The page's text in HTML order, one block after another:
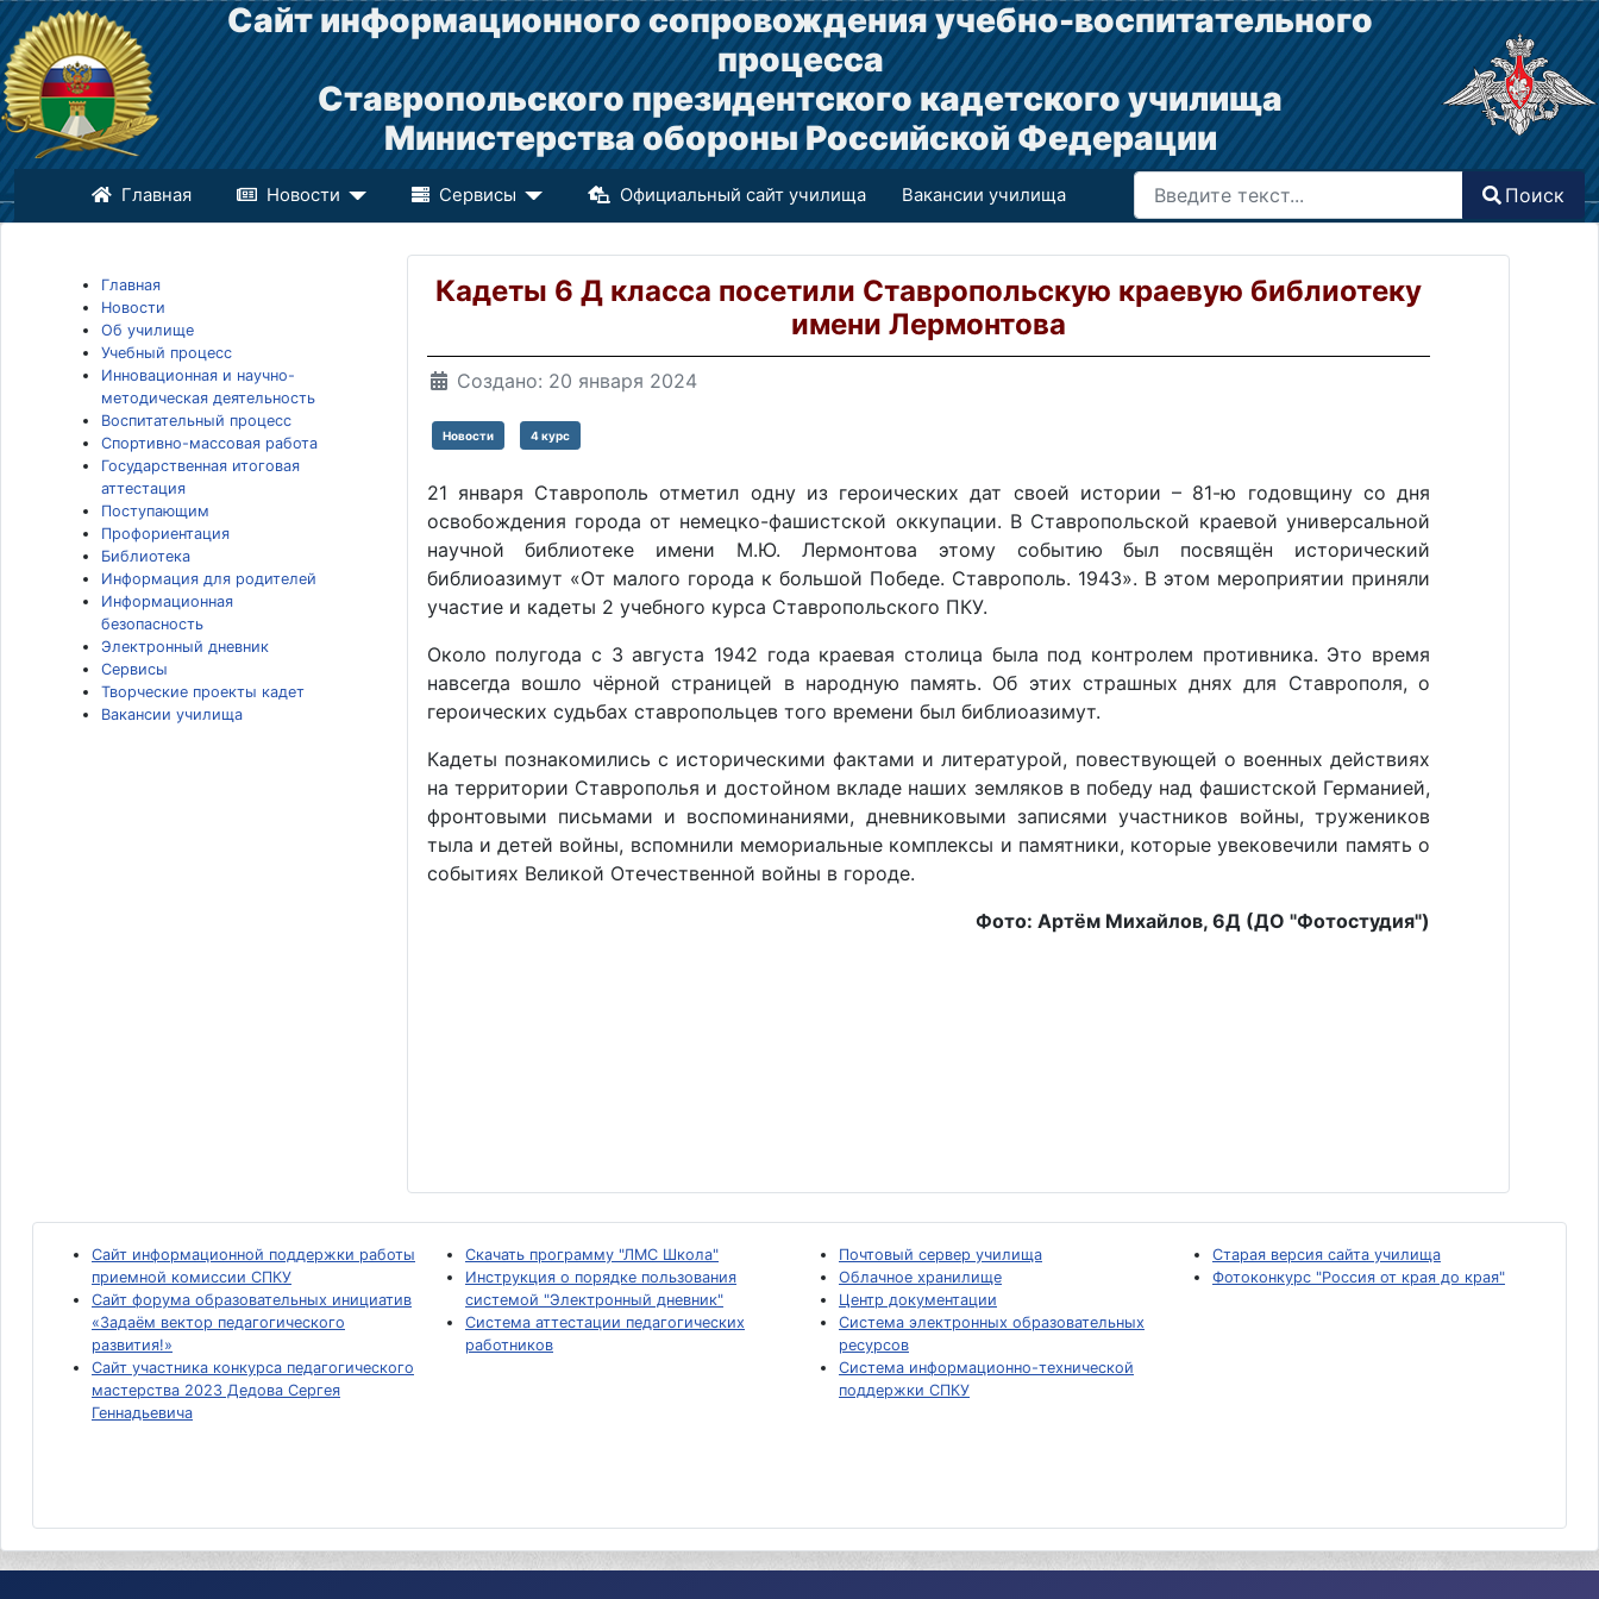
Сайт информационного сопровождения учебно-воспитательного
процесса
Ставропольского президентского кадетского училища
Министерства обороны Российской Федерации
Главная Новости Сервисы Официальный сайт училища Вакансии училища
Поиск
Поиск
Главная
Новости
Об училище
Учебный процесс
Инновационная и научно-
методическая деятельность
Воспитательный процесс
Спортивно-массовая работа
Государственная итоговая
аттестация
Поступающим
Профориентация
Библиотека
Информация для родителей
Информационная
безопасность
Электронный дневник
Сервисы
Творческие проекты кадет
Вакансии училища
Кадеты 6 Д класса посетили Ставропольскую краевую библиотеку
имени Лермонтова
Создано: 20 января 2024
Новости 4 курс
21 января Ставрополь отметил одну из героических дат своей истории – 81-ю годовщину со дня
освобождения города от немецко-фашистской оккупации. В Ставропольской краевой универсальной
научной библиотеке имени М.Ю. Лермонтова этому событию был посвящён исторический
библиоазимут «От малого города к большой Победе. Ставрополь. 1943». В этом мероприятии приняли
участие и кадеты 2 учебного курса Ставропольского ПКУ.
Около полугода с 3 августа 1942 года краевая столица была под контролем противника. Это время
навсегда вошло чёрной страницей в народную память. Об этих страшных днях для Ставрополя, о
героических судьбах ставропольцев того времени был библиоазимут.
Кадеты познакомились с историческими фактами и литературой, повествующей о военных действиях
на территории Ставрополья и достойном вкладе наших земляков в победу над фашистской Германией,
фронтовыми письмами и воспоминаниями, дневниковыми записями участников войны, тружеников
тыла и детей войны, вспомнили мемориальные комплексы и памятники, которые увековечили память о
событиях Великой Отечественной войны в городе.
Фото: Артём Михайлов, 6Д (ДО "Фотостудия")
Сайт информационной поддержки работы
приемной комиссии СПКУ
Сайт форума образовательных инициатив
«Задаём вектор педагогического
развития!»
Сайт участника конкурса педагогического
мастерства 2023 Дедова Сергея
Геннадьевича
Скачать программу "ЛМС Школа"
Инструкция о порядке пользования
системой "Электронный дневник"
Система аттестации педагогических
работников
Почтовый сервер училища
Облачное хранилище
Центр документации
Система электронных образовательных
ресурсов
Система информационно-технической
поддержки СПКУ
Старая версия сайта училища
Фотоконкурс "Россия от края до края"